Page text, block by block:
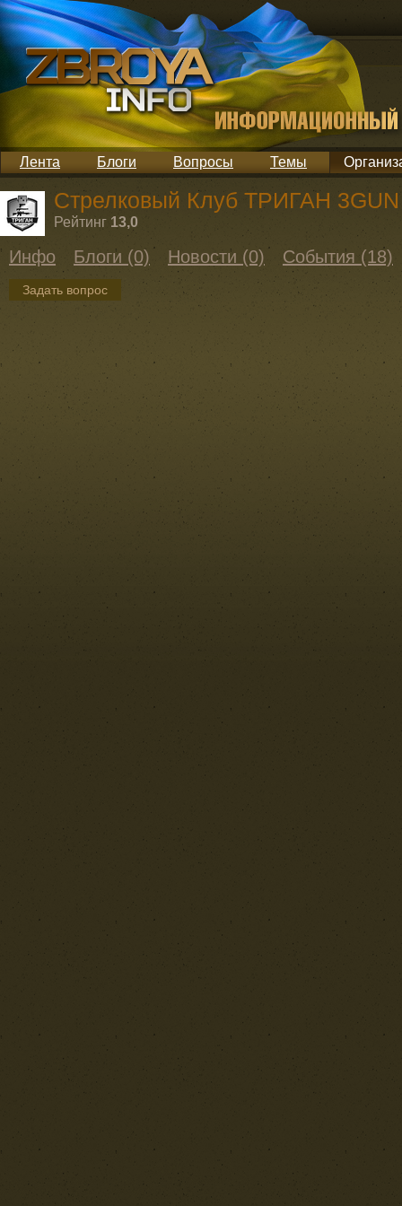
Лента Блоги Вопросы Темы
Стрелковый Клуб ТРИГАН 3GUN
Рейтинг 13,0
Инфо Блоги (0) Новости (0) События (18)
Задать вопрос